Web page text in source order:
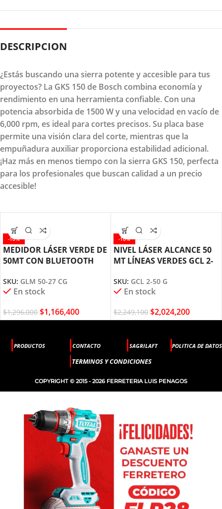
DESCRIPCION
¿Estás buscando una sierra potente y accesible para tus
proyectos? La GKS 150 de Bosch combina economía y
rendimiento en una herramienta confiable. Con una
potencia absorbida de 1500 W y una velocidad en vacío de
6,000 rpm, es ideal para cortes precisos. Su placa base
permite una visión clara del corte, mientras que la
empuñadura auxiliar proporciona estabilidad adicional.
¡Haz más en menos tiempo con la sierra GKS 150, perfecta
para los profesionales que buscan calidad a un precio
accesible!
-10%
MEDIDOR LÁSER VERDE DE
50MT CON BLUETOOTH
SKU: GLM 50-27 CG
En stock
$1,296,000 $1,166,400
-10%
NIVEL LÁSER ALCANCE 50
MT LÍNEAS VERDES GCL 2-
SKU: GCL 2-50 G
En stock
$2,249,100 $2,024,200
PRODUCTOS CONTACTO SAGRILAFT POLITICA DE DATOS
TERMINOS Y CONDICIONES
COPYRIGHT © 2015 - 2026 FERRETERIA LUIS PENAGOS